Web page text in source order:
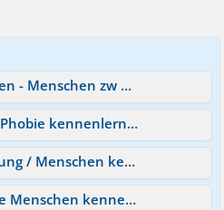
Stuttgart - Kennenlernen - Menschen zw 40 und 50
Menschen mit sozialer Phobie kennenlernen
Wuppertal und Umgebung / Menschen kennenlernen
Ins Allgäu gezogen / wie Menschen kennenlernen?